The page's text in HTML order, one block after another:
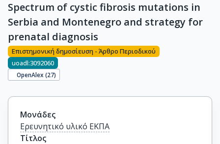
Spectrum of cystic fibrosis mutations in
Serbia and Montenegro and strategy for
prenatal diagnosis
Επιστημονική δημοσίευση - Άρθρο Περιοδικού
uoadl:3092060
OpenAlex (27)
Μονάδες
Ερευνητικό υλικό ΕΚΠΑ
Τίτλος